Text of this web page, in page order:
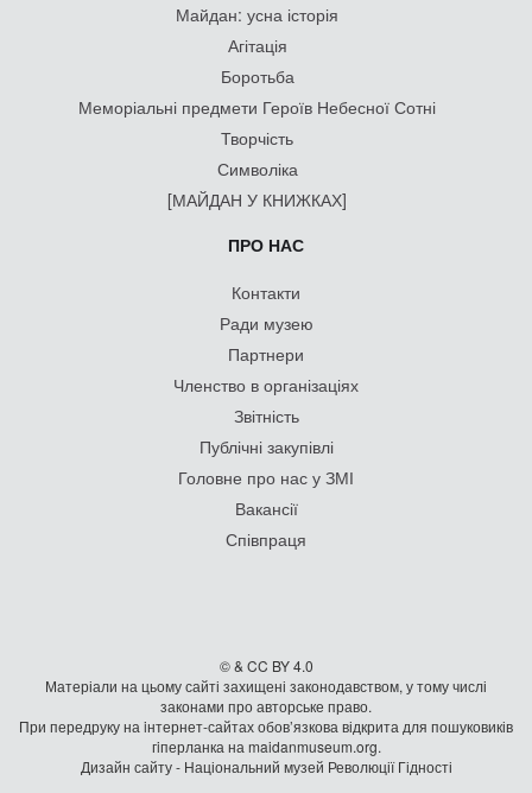
Майдан: усна історія
Агітація
Боротьба
Меморіальні предмети Героїв Небесної Сотні
Творчість
Символіка
[МАЙДАН У КНИЖКАХ]
ПРО НАС
Контакти
Ради музею
Партнери
Членство в організаціях
Звітність
Публічні закупівлі
Головне про нас у ЗМІ
Вакансії
Співпраця
© & CC BY 4.0
Матеріали на цьому сайті захищені законодавством, у тому числі
законами про авторське право.
При передруку на iнтернет-сайтах обов’язкова відкрита для пошуковиків
гiперланка на maidanmuseum.org.
Дизайн сайту - Національний музей Революції Гідності